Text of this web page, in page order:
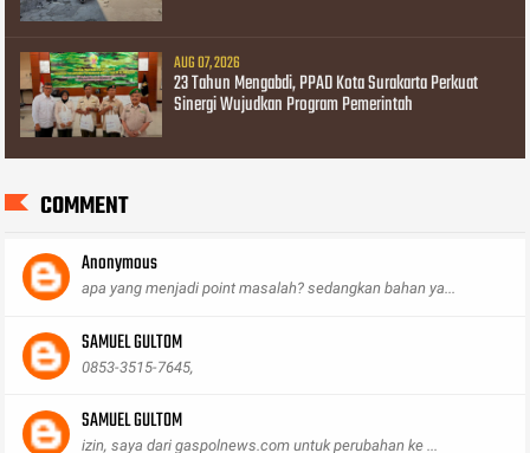
AUG 07, 2026
23 Tahun Mengabdi, PPAD Kota Surakarta Perkuat
Sinergi Wujudkan Program Pemerintah
COMMENT
Anonymous
apa yang menjadi point masalah? sedangkan bahan ya...
SAMUEL GULTOM
0853-3515-7645,
SAMUEL GULTOM
izin, saya dari gaspolnews.com untuk perubahan ke ...